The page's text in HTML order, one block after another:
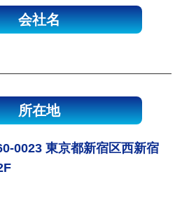
会社名
所在地
0023 東京都新宿区西新宿